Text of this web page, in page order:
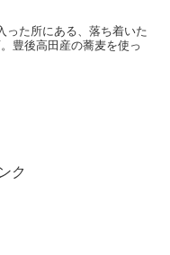
った所にある、落ち着いた
豊後高田産の蕎麦を使っ
ク